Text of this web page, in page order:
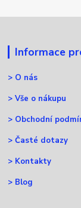
Informace
> O nás
>Vše o nákupu
> Obchodní
>Časté dotazy
> Kontakty
> Blog